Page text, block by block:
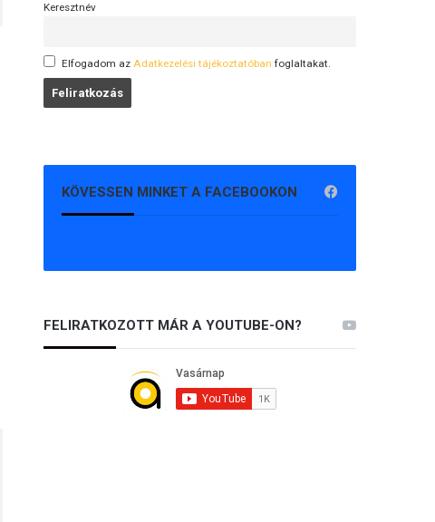
Keresztnév
Elfogadom az Adatkezelési tájékoztatóban foglaltakat.
KÖVESSEN MINKET A FACEBOOKON
FELIRATKOZOTT MÁR A YOUTUBE-ON?